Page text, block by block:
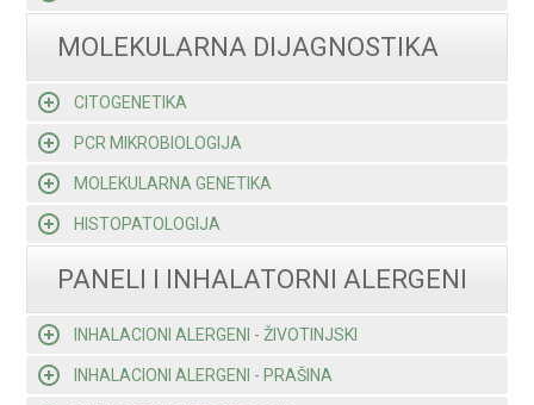
MOLEKULARNA DIJAGNOSTIKA
CITOGENETIKA
PCR MIKROBIOLOGIJA
MOLEKULARNA GENETIKA
HISTOPATOLOGIJA
PANELI I INHALATORNI ALERGENI
INHALACIONI ALERGENI - ŽIVOTINJSKI
INHALACIONI ALERGENI - PRAŠINA